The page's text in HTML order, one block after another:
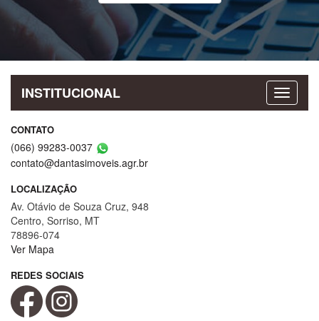
INSTITUCIONAL
CONTATO
(066) 99283-0037
contato@dantasimoveis.agr.br
LOCALIZAÇÃO
Av. Otávio de Souza Cruz, 948
Centro, Sorriso, MT
78896-074
Ver Mapa
REDES SOCIAIS